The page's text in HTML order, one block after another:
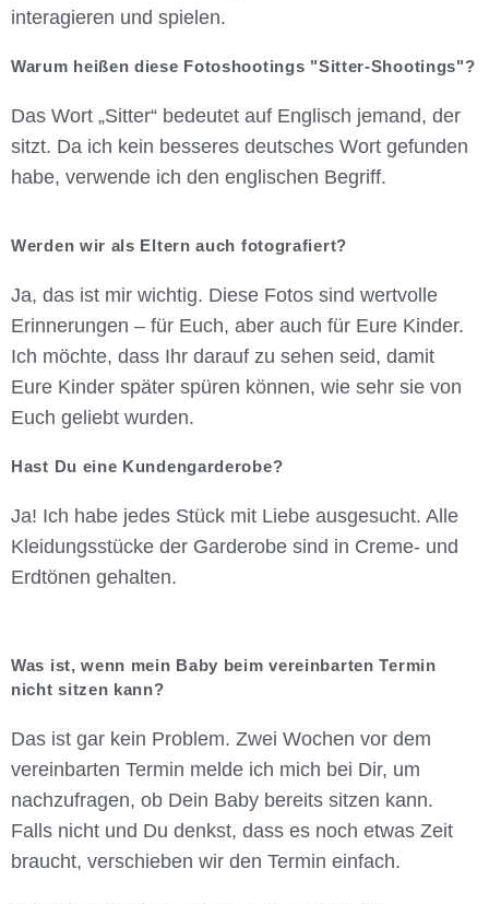
interagieren und spielen.
Warum heißen diese Fotoshootings "Sitter-Shootings"?
Das Wort „Sitter“ bedeutet auf Englisch jemand, der
sitzt. Da ich kein besseres deutsches Wort gefunden
habe, verwende ich den englischen Begriff.
Werden wir als Eltern auch fotografiert?
Ja, das ist mir wichtig. Diese Fotos sind wertvolle
Erinnerungen – für Euch, aber auch für Eure Kinder.
Ich möchte, dass Ihr darauf zu sehen seid, damit
Eure Kinder später spüren können, wie sehr sie von
Euch geliebt wurden.
Hast Du eine Kundengarderobe?
Ja! Ich habe jedes Stück mit Liebe ausgesucht. Alle
Kleidungsstücke der Garderobe sind in Creme- und
Erdtönen gehalten.
Was ist, wenn mein Baby beim vereinbarten Termin
nicht sitzen kann?
Das ist gar kein Problem. Zwei Wochen vor dem
vereinbarten Termin melde ich mich bei Dir, um
nachzufragen, ob Dein Baby bereits sitzen kann.
Falls nicht und Du denkst, dass es noch etwas Zeit
braucht, verschieben wir den Termin einfach.